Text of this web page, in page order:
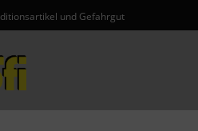
und Gefahrgut